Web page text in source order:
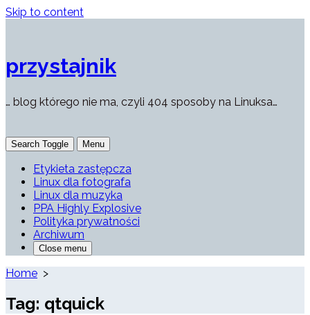
Skip to content
przystajnik
… blog którego nie ma, czyli 404 sposoby na Linuksa…
Search Toggle Menu
Etykieta zastępcza
Linux dla fotografa
Linux dla muzyka
PPA Highly Explosive
Polityka prywatności
Archiwum
Close menu
Home >
Tag: qtquick